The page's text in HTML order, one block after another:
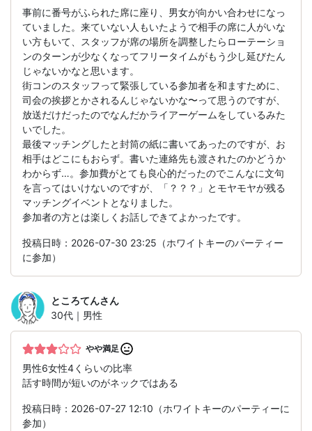
事前に番号がふられた席に座り、男女が向かい合わせになっ
ていました。来ていない人もいたようで相手の席に人がいな
い方もいて、スタッフが席の場所を調整したらローテーショ
ンのターンが少なくなってフリータイムがもう少し延びたん
じゃないかなと思います。
街コンのスタッフって緊張している参加者を和ますために、
司会の挨拶とかされるんじゃないかな〜って思うのですが、
放送だけだったのでなんだかライアーゲームをしているみた
いでした。
最後マッチングしたと封筒の紙に書いてあったのですが、お
相手はどこにもおらず。書いた連絡先も渡されたのかどうか
わからず…。参加費がとても良心的だったのでこんなに文句
を言ってはいけないのですが、「？？？」とモヤモヤが残る
マッチングイベントとなりました。
参加者の方とは楽しくお話しできてよかったです。
投稿日時：2026-07-30 23:25（ホワイトキーのパーティー
に参加）
ところてんさん
30代｜男性
やや満足
男性6女性4くらいの比率
話す時間が短いのがネックではある
投稿日時：2026-07-27 12:10（ホワイトキーのパーティーに
参加）